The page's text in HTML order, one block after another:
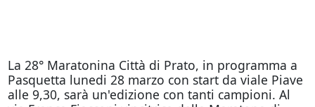
La 28° Maratonina Città di Prato, in programma a
Pasquetta lunedi 28 marzo con start da viale Piave
alle 9,30, sarà un'edizione con tanti campioni. Al